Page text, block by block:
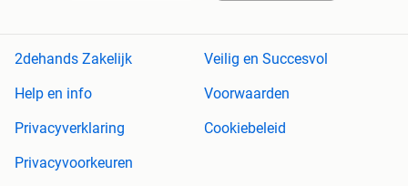
2dehands Zakelijk
Veilig en Succesvol
Help en info
Voorwaarden
Privacyverklaring
Cookiebeleid
Privacyvoorkeuren